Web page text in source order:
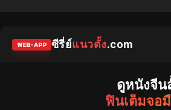
WEB-APP ซีรี่ย์แนวตั้ง.com
ดูหนังจีน
ฟินเต็มจอ